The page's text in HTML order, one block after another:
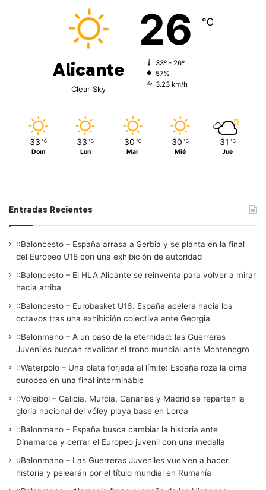
Alicante
Clear Sky
26 ℃
33º - 26º
57%
3.23 km/h
33 ℃
Dom
33 ℃
Lun
30 ℃
Mar
30 ℃
Mié
31 ℃
Jue
Entradas Recientes
::Baloncesto – España arrasa a Serbia y se planta en la final
del Europeo U18 con una exhibición de autoridad
::Baloncesto – El HLA Alicante se reinventa para volver a mirar
hacia arriba
::Baloncesto – Eurobasket U16. España acelera hacia los
octavos tras una exhibición colectiva ante Georgia
::Balonmano – A un paso de la eternidad: las Guerreras
Juveniles buscan revalidar el trono mundial ante Montenegro
::Waterpolo – Una plata forjada al límite: España roza la cima
europea en una final interminable
::Voleibol – Galicia, Murcia, Canarias y Madrid se reparten la
gloria nacional del vóley playa base en Lorca
::Balonmano – España busca cambiar la historia ante
Dinamarca y cerrar el Europeo juvenil con una medalla
::Balonmano – Las Guerreras Juveniles vuelven a hacer
historia y pelearán por el título mundial en Rumanía